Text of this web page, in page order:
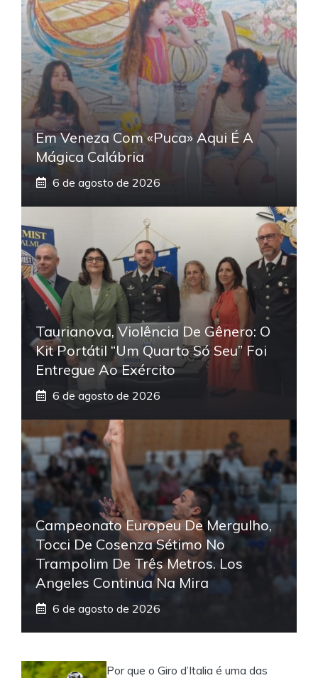
Em Veneza Com «Puca» Aqui É A
Mágica Calábria
6 de agosto de 2026
Taurianova, Violência De Gênero: O
Kit Portátil “Um Quarto Só Seu” Foi
Entregue Ao Exército
6 de agosto de 2026
Campeonato Europeu De Mergulho,
Tocci De Cosenza Sétimo No
Trampolim De Três Metros. Los
Angeles Continua Na Mira
6 de agosto de 2026
Por que o Giro d’Italia é uma das